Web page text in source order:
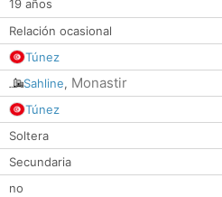
19 años
Relación ocasional
Túnez
Sahline, Monastir
Túnez
Soltera
Secundaria
no